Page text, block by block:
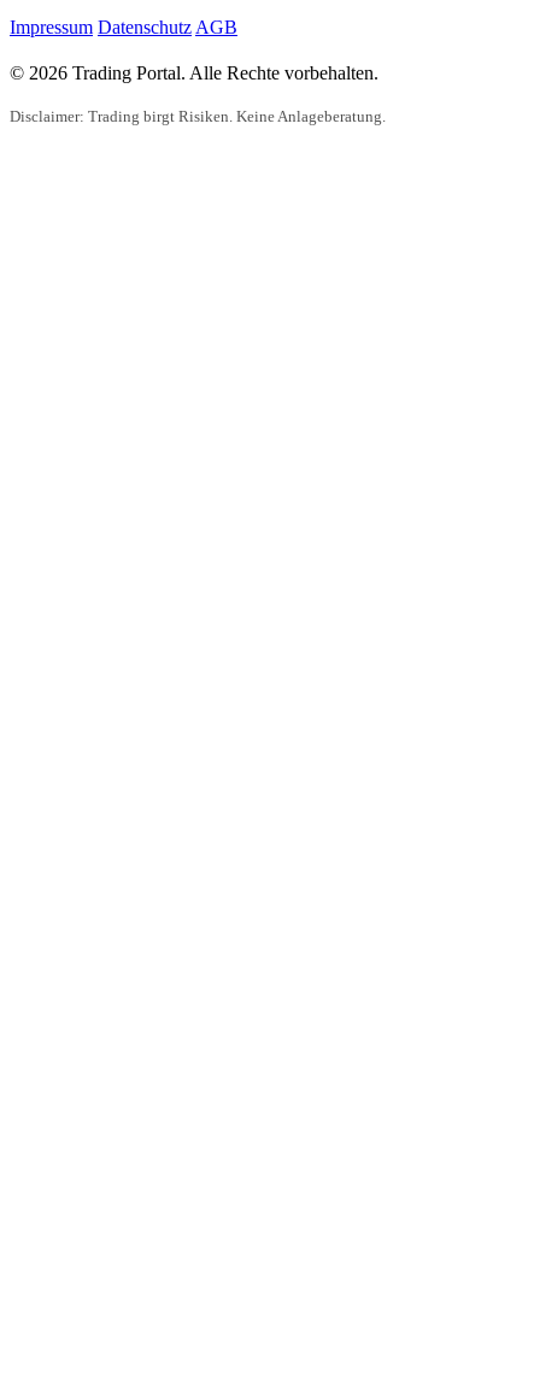
Impressum Datenschutz AGB
© 2026 Trading Portal. Alle Rechte vorbehalten.
Disclaimer: Trading birgt Risiken. Keine Anlageberatung.